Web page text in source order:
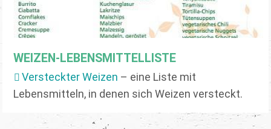
WEIZEN-LEBENSMITTELLISTE
Versteckter Weizen – eine Liste mit
Lebensmitteln, in denen sich Weizen versteckt.